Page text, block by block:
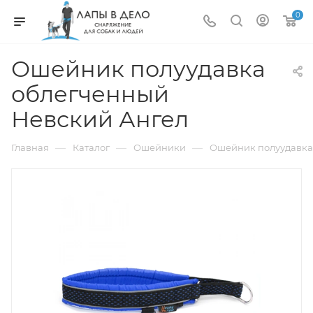
0
Ошейник полуудавка
облегченный
Невский Ангел
Главная — Каталог — Ошейники — Ошейник